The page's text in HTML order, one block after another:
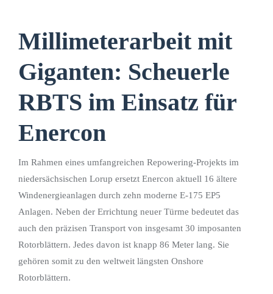
Millimeterarbeit mit
Giganten: Scheuerle
RBTS im Einsatz für
Enercon
Im Rahmen eines umfangreichen Repowering-Projekts im
niedersächsischen Lorup ersetzt Enercon aktuell 16 ältere
Windenergieanlagen durch zehn moderne E-175 EP5
Anlagen. Neben der Errichtung neuer Türme bedeutet das
auch den präzisen Transport von insgesamt 30 imposanten
Rotorblättern. Jedes davon ist knapp 86 Meter lang. Sie
gehören somit zu den weltweit längsten Onshore
Rotorblättern.